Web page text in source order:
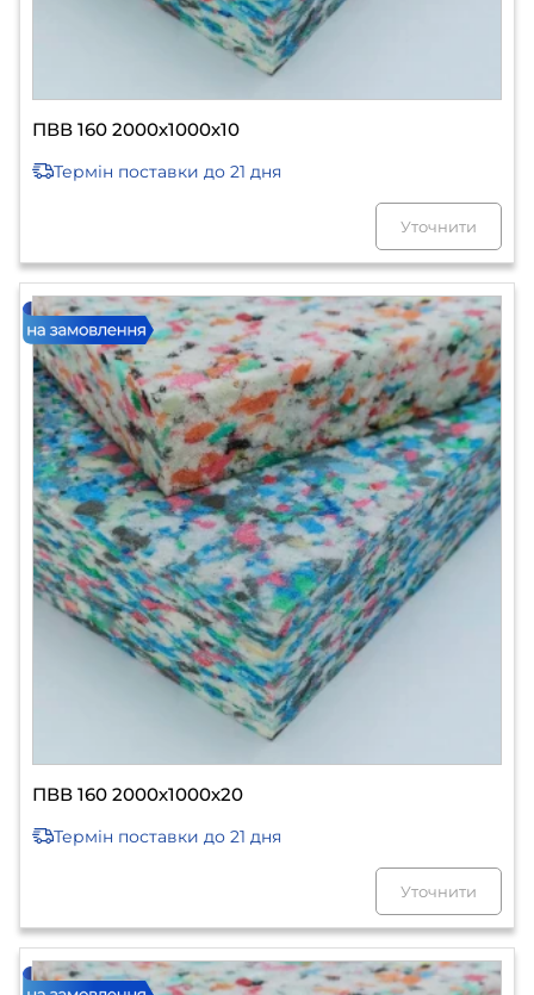
ПВВ 160 2000х1000х10
Термін поставки до 21 дня
Уточнити
ПВВ 160 2000х1000х20
Термін поставки до 21 дня
Уточнити